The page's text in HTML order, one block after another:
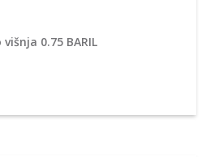
višnja 0.75 BARIL